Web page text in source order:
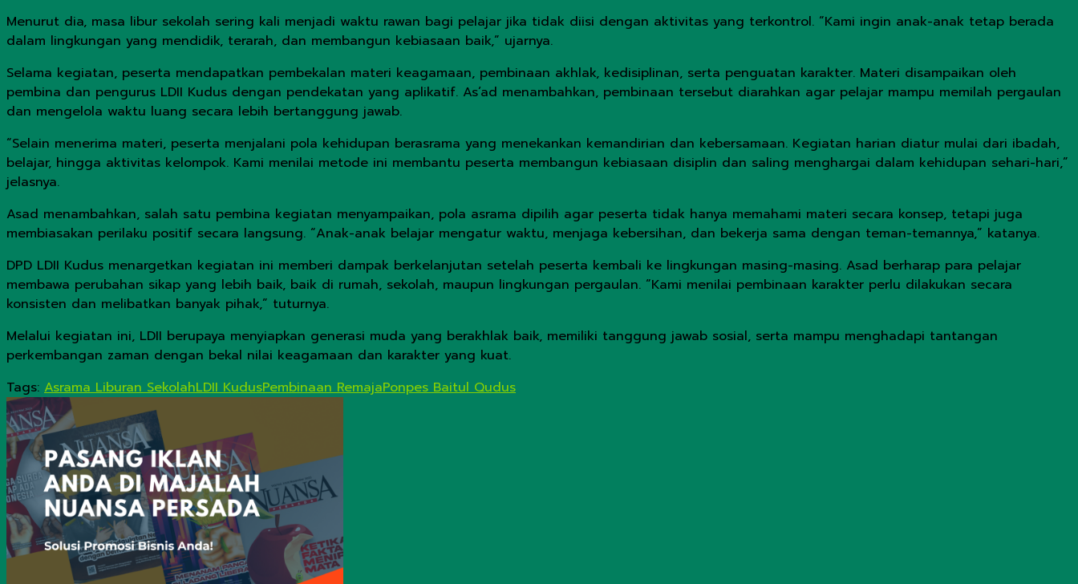
Menurut dia, masa libur sekolah sering kali menjadi waktu rawan bagi pelajar jika tidak diisi dengan aktivitas yang terkontrol. “Kami ingin anak-anak tetap berada
dalam lingkungan yang mendidik, terarah, dan membangun kebiasaan baik,” ujarnya.
Selama kegiatan, peserta mendapatkan pembekalan materi keagamaan, pembinaan akhlak, kedisiplinan, serta penguatan karakter. Materi disampaikan oleh
pembina dan pengurus LDII Kudus dengan pendekatan yang aplikatif. As’ad menambahkan, pembinaan tersebut diarahkan agar pelajar mampu memilah pergaulan
dan mengelola waktu luang secara lebih bertanggung jawab.
“Selain menerima materi, peserta menjalani pola kehidupan berasrama yang menekankan kemandirian dan kebersamaan. Kegiatan harian diatur mulai dari ibadah,
belajar, hingga aktivitas kelompok. Kami menilai metode ini membantu peserta membangun kebiasaan disiplin dan saling menghargai dalam kehidupan sehari-hari,”
jelasnya.
Asad menambahkan, salah satu pembina kegiatan menyampaikan, pola asrama dipilih agar peserta tidak hanya memahami materi secara konsep, tetapi juga
membiasakan perilaku positif secara langsung. “Anak-anak belajar mengatur waktu, menjaga kebersihan, dan bekerja sama dengan teman-temannya,” katanya.
DPD LDII Kudus menargetkan kegiatan ini memberi dampak berkelanjutan setelah peserta kembali ke lingkungan masing-masing. Asad berharap para pelajar
membawa perubahan sikap yang lebih baik, baik di rumah, sekolah, maupun lingkungan pergaulan. “Kami menilai pembinaan karakter perlu dilakukan secara
konsisten dan melibatkan banyak pihak,” tuturnya.
Melalui kegiatan ini, LDII berupaya menyiapkan generasi muda yang berakhlak baik, memiliki tanggung jawab sosial, serta mampu menghadapi tantangan
perkembangan zaman dengan bekal nilai keagamaan dan karakter yang kuat.
Tags: Asrama Liburan SekolahLDII KudusPembinaan RemajaPonpes Baitul Qudus